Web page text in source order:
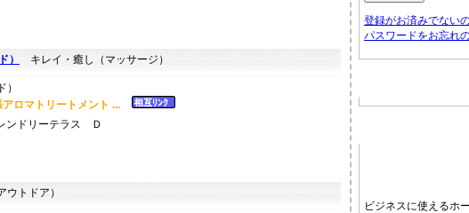
） キレイ・癒し（マッサージ）
アロマトリートメント ...
ンドリーテラス Ｄ
トドア）
登録がお済みでない
パスワードをお忘れ
ビジネスに使えるホ